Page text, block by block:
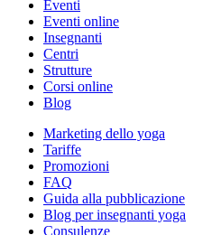
Eventi
Eventi online
Insegnanti
Centri
Strutture
Corsi online
Blog
Marketing dello yoga
Tariffe
Promozioni
FAQ
Guida alla pubblicazione
Blog per insegnanti yoga
Consulenze